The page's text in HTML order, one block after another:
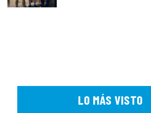
LO MÁS VISTO